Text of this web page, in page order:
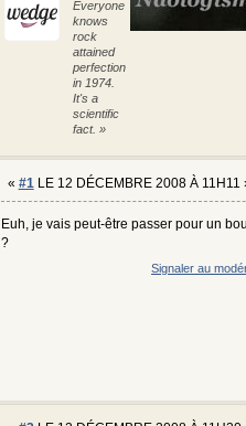
Everyone
knows
rock
attained
perfection
in 1974.
It's a
scientific
fact. »
« #1LE 12 DÉCEMBRE 2008 À 11H11
Euh, je vais peut-être passer pour un
?
Signaler au